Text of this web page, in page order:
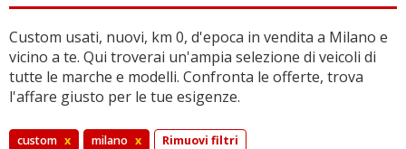
Custom usati, nuovi, km 0, d'epoca in vendita a Milano e
vicino a te. Qui troverai un'ampia selezione di veicoli di
tutte le marche e modelli. Confronta le offerte, trova
l'affare giusto per le tue esigenze.
custom x milano x Rimuovi filtri